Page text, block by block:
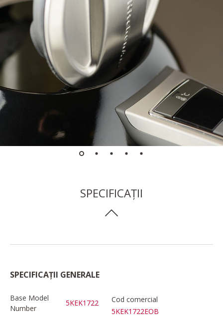
SPECIFICAȚII
SPECIFICAȚII GENERALE
Base Model
Number
5KEK1722
Cod comercial
5KEK1722EOB